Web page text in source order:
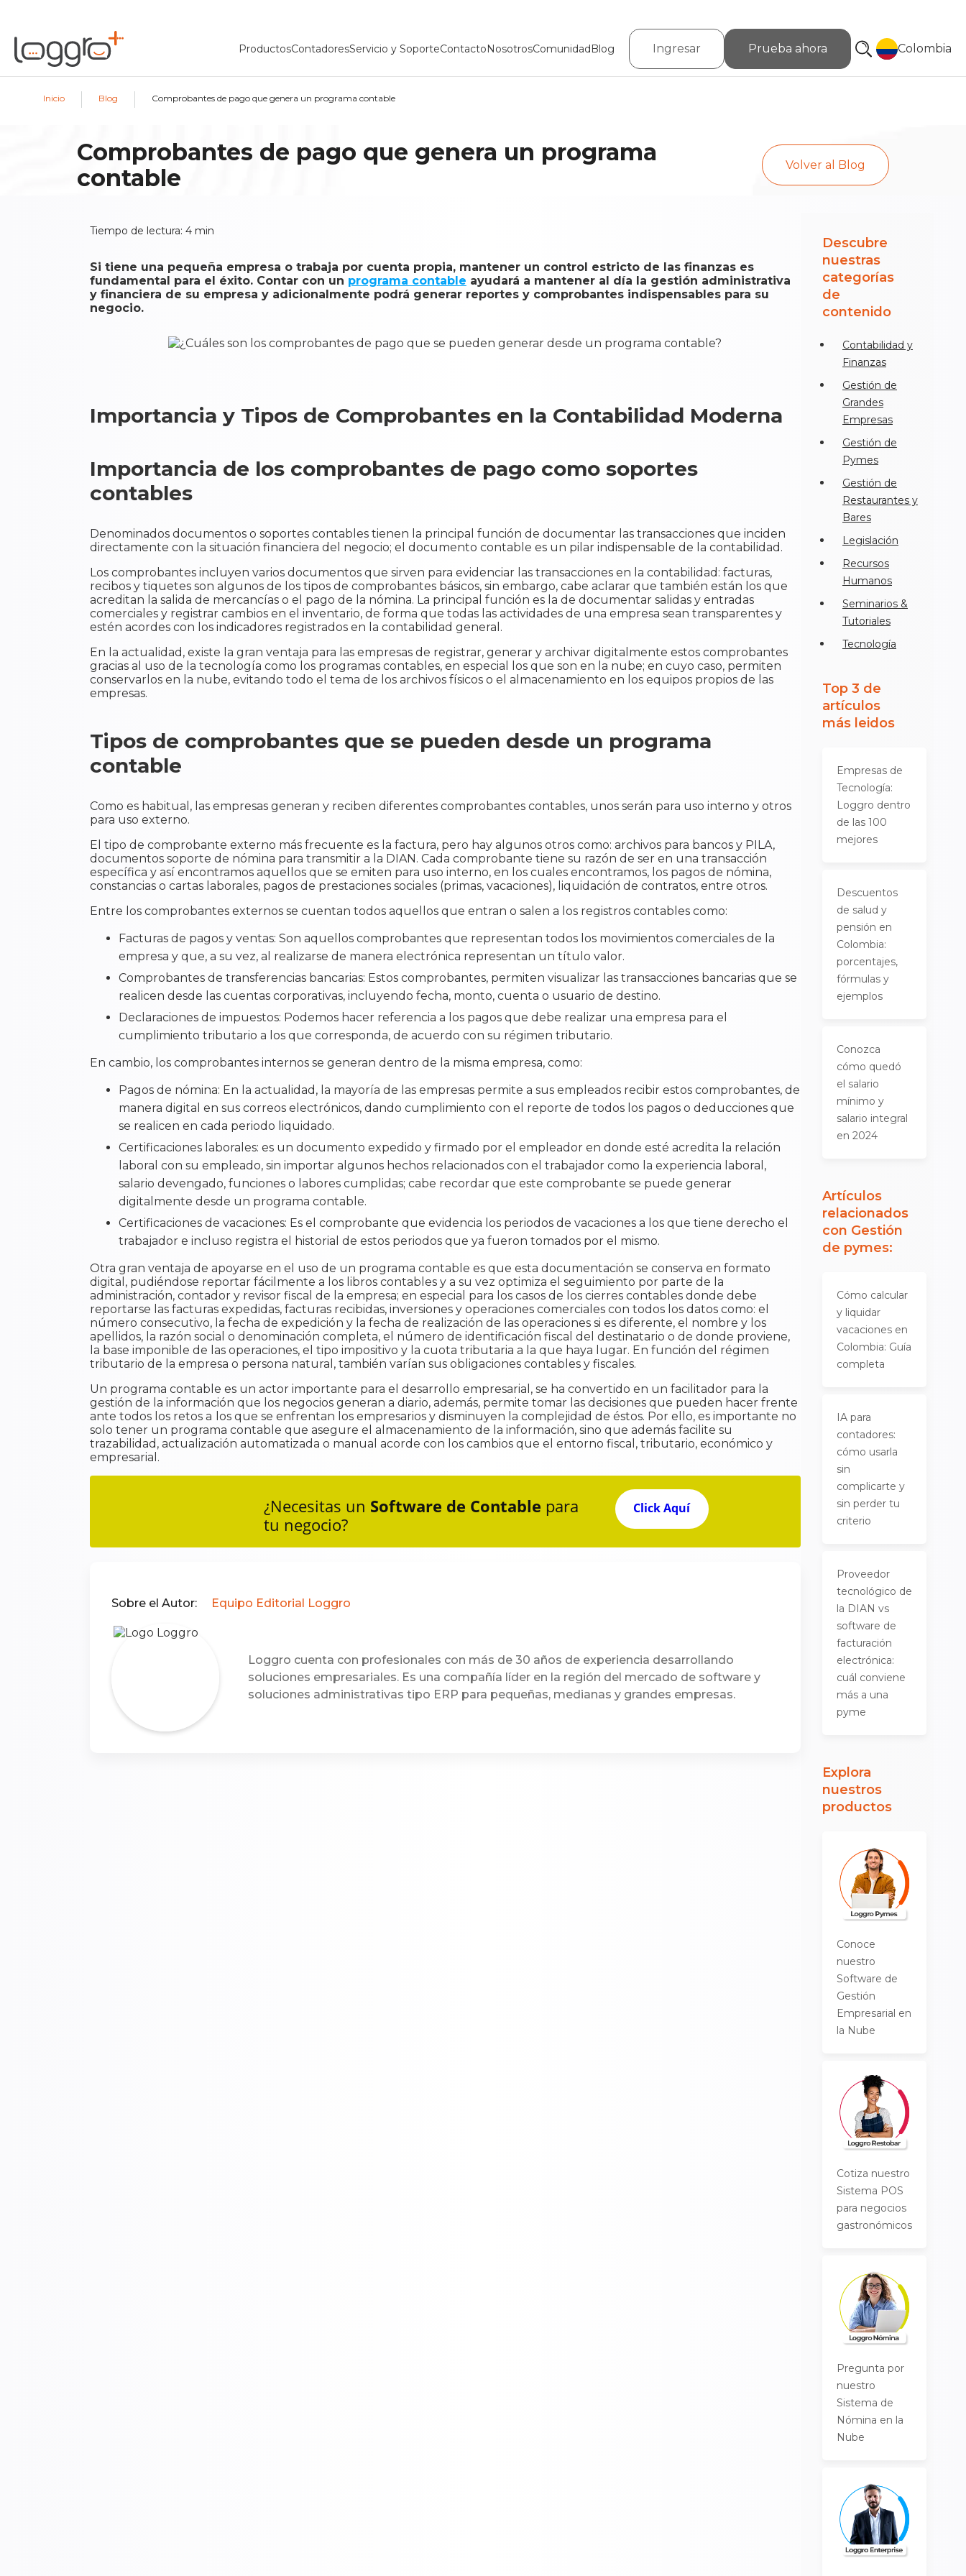
ProductosContadoresServicio y SoporteContactoNosotrosComunidadBlog Ingresar Prueba ahora Colombia
Inicio | Blog | Comprobantes de pago que genera un programa contable
Comprobantes de pago que genera un programa
contable
Volver al Blog
Tiempo de lectura: 4 min
Si tiene una pequeña empresa o trabaja por cuenta propia, mantener un control estricto de las finanzas es
fundamental para el éxito. Contar con un programa contable ayudará a mantener al día la gestión administrativa
y financiera de su empresa y adicionalmente podrá generar reportes y comprobantes indispensables para su
negocio.
Importancia y Tipos de Comprobantes en la Contabilidad Moderna
Importancia de los comprobantes de pago como soportes
contables
Denominados documentos o soportes contables tienen la principal función de documentar las transacciones que inciden
directamente con la situación financiera del negocio; el documento contable es un pilar indispensable de la contabilidad.
Los comprobantes incluyen varios documentos que sirven para evidenciar las transacciones en la contabilidad: facturas,
recibos y tiquetes son algunos de los tipos de comprobantes básicos, sin embargo, cabe aclarar que también están los que
acreditan la salida de mercancías o el pago de la nómina. La principal función es la de documentar salidas y entradas
comerciales y registrar cambios en el inventario, de forma que todas las actividades de una empresa sean transparentes y
estén acordes con los indicadores registrados en la contabilidad general.
En la actualidad, existe la gran ventaja para las empresas de registrar, generar y archivar digitalmente estos comprobantes
gracias al uso de la tecnología como los programas contables, en especial los que son en la nube; en cuyo caso, permiten
conservarlos en la nube, evitando todo el tema de los archivos físicos o el almacenamiento en los equipos propios de las
empresas.
Tipos de comprobantes que se pueden desde un programa
contable
Como es habitual, las empresas generan y reciben diferentes comprobantes contables, unos serán para uso interno y otros
para uso externo.
El tipo de comprobante externo más frecuente es la factura, pero hay algunos otros como: archivos para bancos y PILA,
documentos soporte de nómina para transmitir a la DIAN. Cada comprobante tiene su razón de ser en una transacción
específica y así encontramos aquellos que se emiten para uso interno, en los cuales encontramos, los pagos de nómina,
constancias o cartas laborales, pagos de prestaciones sociales (primas, vacaciones), liquidación de contratos, entre otros.
Entre los comprobantes externos se cuentan todos aquellos que entran o salen a los registros contables como:
Facturas de pagos y ventas: Son aquellos comprobantes que representan todos los movimientos comerciales de la
empresa y que, a su vez, al realizarse de manera electrónica representan un título valor.
Comprobantes de transferencias bancarias: Estos comprobantes, permiten visualizar las transacciones bancarias que se
realicen desde las cuentas corporativas, incluyendo fecha, monto, cuenta o usuario de destino.
Declaraciones de impuestos: Podemos hacer referencia a los pagos que debe realizar una empresa para el
cumplimiento tributario a los que corresponda, de acuerdo con su régimen tributario.
En cambio, los comprobantes internos se generan dentro de la misma empresa, como:
Pagos de nómina: En la actualidad, la mayoría de las empresas permite a sus empleados recibir estos comprobantes, de
manera digital en sus correos electrónicos, dando cumplimiento con el reporte de todos los pagos o deducciones que
se realicen en cada periodo liquidado.
Certificaciones laborales: es un documento expedido y firmado por el empleador en donde esté acredita la relación
laboral con su empleado, sin importar algunos hechos relacionados con el trabajador como la experiencia laboral,
salario devengado, funciones o labores cumplidas; cabe recordar que este comprobante se puede generar
digitalmente desde un programa contable.
Certificaciones de vacaciones: Es el comprobante que evidencia los periodos de vacaciones a los que tiene derecho el
trabajador e incluso registra el historial de estos periodos que ya fueron tomados por el mismo.
Otra gran ventaja de apoyarse en el uso de un programa contable es que esta documentación se conserva en formato
digital, pudiéndose reportar fácilmente a los libros contables y a su vez optimiza el seguimiento por parte de la
administración, contador y revisor fiscal de la empresa; en especial para los casos de los cierres contables donde debe
reportarse las facturas expedidas, facturas recibidas, inversiones y operaciones comerciales con todos los datos como: el
número consecutivo, la fecha de expedición y la fecha de realización de las operaciones si es diferente, el nombre y los
apellidos, la razón social o denominación completa, el número de identificación fiscal del destinatario o de donde proviene,
la base imponible de las operaciones, el tipo impositivo y la cuota tributaria a la que haya lugar. En función del régimen
tributario de la empresa o persona natural, también varían sus obligaciones contables y fiscales.
Un programa contable es un actor importante para el desarrollo empresarial, se ha convertido en un facilitador para la
gestión de la información que los negocios generan a diario, además, permite tomar las decisiones que pueden hacer frente
ante todos los retos a los que se enfrentan los empresarios y disminuyen la complejidad de éstos. Por ello, es importante no
solo tener un programa contable que asegure el almacenamiento de la información, sino que además facilite su
trazabilidad, actualización automatizada o manual acorde con los cambios que el entorno fiscal, tributario, económico y
empresarial.
¿Necesitas un Software de Contable para
tu negocio?
Click Aquí
Sobre el Autor: Equipo Editorial Loggro
Loggro cuenta con profesionales con más de 30 años de experiencia desarrollando
soluciones empresariales. Es una compañía líder en la región del mercado de software y
soluciones administrativas tipo ERP para pequeñas, medianas y grandes empresas.
Descubre
nuestras
categorías
de
contenido
Contabilidad y
Finanzas
Gestión de
Grandes
Empresas
Gestión de
Pymes
Gestión de
Restaurantes y
Bares
Legislación
Recursos
Humanos
Seminarios &
Tutoriales
Tecnología
Top 3 de
artículos
más leidos
Empresas de
Tecnología:
Loggro dentro
de las 100
mejores
Descuentos
de salud y
pensión en
Colombia:
porcentajes,
fórmulas y
ejemplos
Conozca
cómo quedó
el salario
mínimo y
salario integral
en 2024
Artículos
relacionados
con Gestión
de pymes:
Cómo calcular
y liquidar
vacaciones en
Colombia: Guía
completa
IA para
contadores:
cómo usarla
sin
complicarte y
sin perder tu
criterio
Proveedor
tecnológico de
la DIAN vs
software de
facturación
electrónica:
cuál conviene
más a una
pyme
Explora
nuestros
productos
Conoce
nuestro
Software de
Gestión
Empresarial en
la Nube
Cotiza nuestro
Sistema POS
para negocios
gastronómicos
Pregunta por
nuestro
Sistema de
Nómina en la
Nube